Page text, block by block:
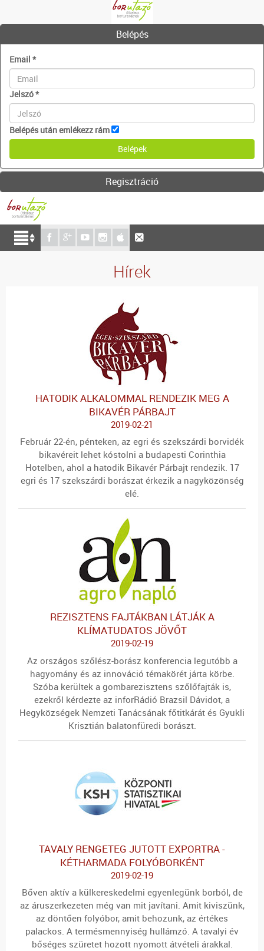
Belépés
Email *
Jelszó*
Belépés után emlékezz rám
Regisztráció
Hírek
HATODIK ALKALOMMAL RENDEZIK MEG A
BIKAVÉR PÁRBAJT
2019-02-21
Február 22-én, pénteken, az egri és szekszárdi borvidék
bikavéreit lehet kóstolni a budapesti Corinthia
Hotelben, ahol a hatodik Bikavér Párbajt rendezik. 17
egri és 17 szekszárdi borászat érkezik a nagyközönség
elé.
REZISZTENS FAJTÁKBAN LÁTJÁK A
KLÍMATUDATOS JÖVŐT
2019-02-19
Az országos szőlész-borász konferencia legutóbb a
hagyomány és az innováció témakörét járta körbe.
Szóba kerültek a gombarezisztens szőlőfajták is,
ezekről kérdezte az inforRádió Brazsil Dávidot, a
Hegyközségek Nemzeti Tanácsának főtitkárát és Gyukli
Krisztián balatonfüredi borászt.
TAVALY RENGETEG JUTOTT EXPORTRA -
KÉTHARMADA FOLYÓBORKÉNT
2019-02-19
Bőven aktív a külkereskedelmi egyenlegünk borból, de
az áruszerkezeten még van mit javítani. Amit kiviszünk,
az döntően folyóbor, amit behozunk, az értékes
palackos. A termésmennyiség hullámzó. A tavalyi év
bőséges szüretet hozott nyomott átvételi árakkal.